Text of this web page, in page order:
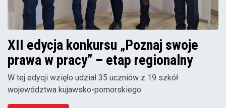
XII edycja konkursu „Poznaj swoje
prawa w pracy” – etap regionalny
W tej edycji wzięło udział 35 uczniów z 19 szkół
województwa kujawsko-pomorskiego.